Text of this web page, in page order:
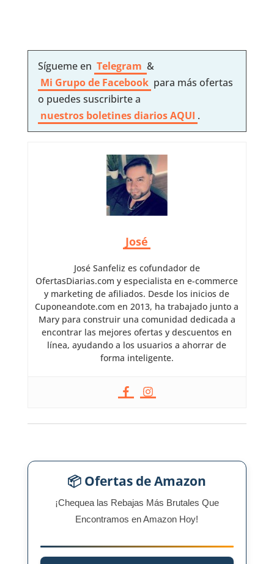
Sígueme en Telegram &
Mi Grupo de Facebook para más ofertas
o puedes suscribirte a
nuestros boletines diarios AQUI .
José
José Sanfeliz es cofundador de
OfertasDiarias.com y especialista en e-commerce
y marketing de afiliados. Desde los inicios de
Cuponeandote.com en 2013, ha trabajado junto a
Mary para construir una comunidad dedicada a
encontrar las mejores ofertas y descuentos en
línea, ayudando a los usuarios a ahorrar de
forma inteligente.
📦 Ofertas de Amazon
¡Chequea las Rebajas Más Brutales Que
Encontramos en Amazon Hoy!